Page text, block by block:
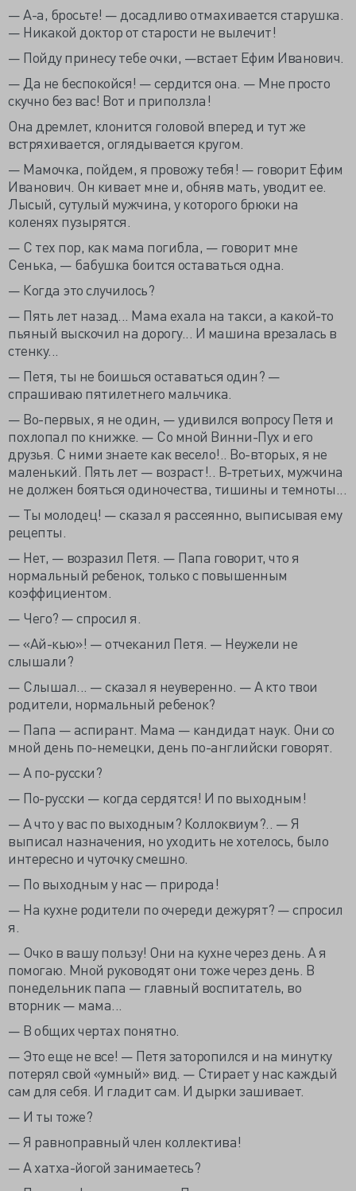
— А-а, бросьте! — досадливо отмахивается старушка.
— Никакой доктор от старости не вылечит!
— Пойду принесу тебе очки, —встает Ефим Иванович.
— Да не беспокойся! — сердится она. — Мне просто
скучно без вас! Вот и приползла!
Она дремлет, клонится головой вперед и тут же
встряхивается, оглядывается кругом.
— Мамочка, пойдем, я провожу тебя! — говорит Ефим
Иванович. Он кивает мне и, обняв мать, уводит ее.
Лысый, сутулый мужчина, у которого брюки на
коленях пузырятся.
— С тех пор, как мама погибла, — говорит мне
Сенька, — бабушка боится оставаться одна.
— Когда это случилось?
— Пять лет назад... Мама ехала на такси, а какой-то
пьяный выскочил на дорогу... И машина врезалась в
стенку...
— Петя, ты не боишься оставаться один? —
спрашиваю пятилетнего мальчика.
— Во-первых, я не один, — удивился вопросу Петя и
похлопал по книжке. — Со мной Винни-Пух и его
друзья. С ними знаете как весело!.. Во-вторых, я не
маленький. Пять лет — возраст!.. В-третьих, мужчина
не должен бояться одиночества, тишины и темноты...
— Ты молодец! — сказал я рассеянно, выписывая ему
рецепты.
— Нет, — возразил Петя. — Папа говорит, что я
нормальный ребенок, только с повышенным
коэффициентом.
— Чего? — спросил я.
— «Ай-кью»! — отчеканил Петя. — Неужели не
слышали?
— Слышал... — сказал я неуверенно. — А кто твои
родители, нормальный ребенок?
— Папа — аспирант. Мама — кандидат наук. Они со
мной день по-немецки, день по-английски говорят.
— А по-русски?
— По-русски — когда сердятся! И по выходным!
— А что у вас по выходным? Коллоквиум?.. — Я
выписал назначения, но уходить не хотелось, было
интересно и чуточку смешно.
— По выходным у нас — природа!
— На кухне родители по очереди дежурят? — спросил
я.
— Очко в вашу пользу! Они на кухне через день. А я
помогаю. Мной руководят они тоже через день. В
понедельник папа — главный воспитатель, во
вторник — мама...
— В общих чертах понятно.
— Это еще не все! — Петя заторопился и на минутку
потерял свой «умный» вид. — Стирает у нас каждый
сам для себя. И гладит сам. И дырки зашивает.
— И ты тоже?
— Я равноправный член коллектива!
— А хатха-йогой занимаетесь?